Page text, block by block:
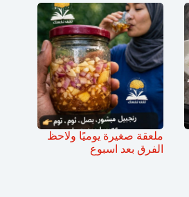
ملعقة صغيرة يوميًا ولاحظ
الفرق بعد اسبوع